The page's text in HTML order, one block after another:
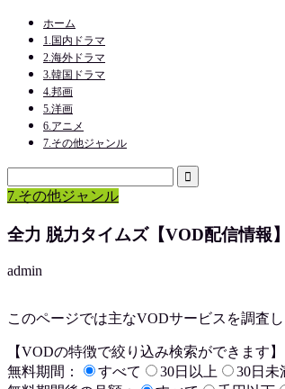
ホーム
1.国内ドラマ
2.海外ドラマ
3.韓国ドラマ
4.邦画
5.洋画
6.アニメ
7.その他ジャンル
7.その他ジャンル
全力 脱力タイムズ【VOD配信情報】
admin
このページでは主なVODサービスを調査し
【VODの特徴で絞り込み検索ができます】
無料期間：
すべて 30日以上
30日未